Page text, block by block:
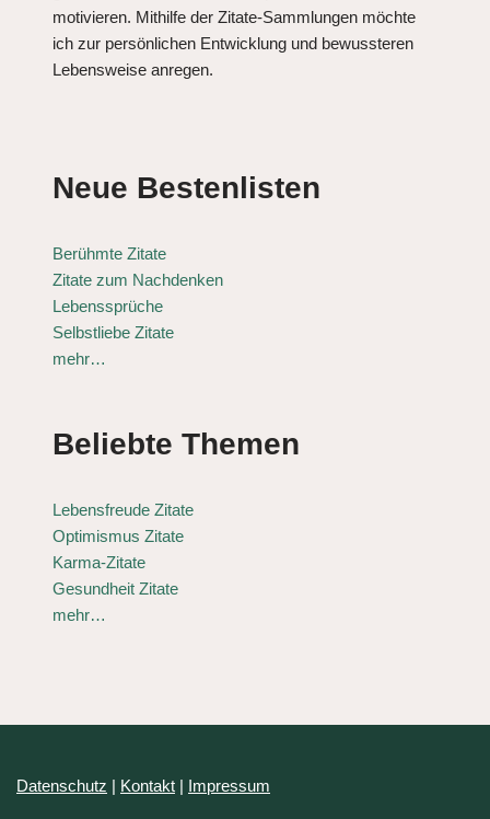
motivieren. Mithilfe der Zitate-Sammlungen möchte
ich zur persönlichen Entwicklung und bewussteren
Lebensweise anregen.
Neue Bestenlisten
Berühmte Zitate
Zitate zum Nachdenken
Lebenssprüche
Selbstliebe Zitate
mehr…
Beliebte Themen
Lebensfreude Zitate
Optimismus Zitate
Karma-Zitate
Gesundheit Zitate
mehr…
Datenschutz | Kontakt | Impressum